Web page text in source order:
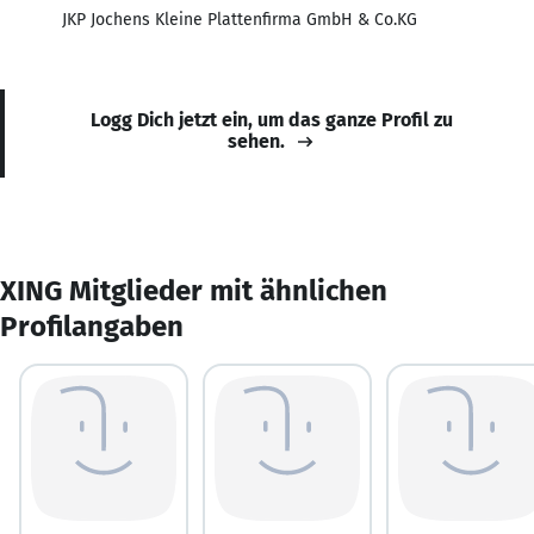
JKP Jochens Kleine Plattenfirma GmbH & Co.KG
Logg Dich jetzt ein, um das ganze Profil zu
sehen.
XING Mitglieder mit ähnlichen
Profilangaben